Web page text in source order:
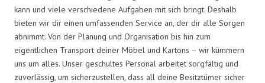
kann und viele verschiedene Aufgaben mit sich bringt. Deshalb
bieten wir dir einen umfassenden Service an, der dir alle Sorgen
abnimmt. Von der Planung und Organisation bis hin zum
eigentlichen Transport deiner Möbel und Kartons – wir kümmern
uns um alles. Unser geschultes Personal arbeitet sorgfältig und
zuverlässig, um sicherzustellen, dass all deine Besitztümer sicher